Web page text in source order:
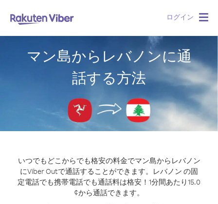
ログイン
マン島からレバノンに通
話する方法
いつでもどこからでも格安の料金でマン島からレバノン
にViber Outで通話することができます。
レバノン の固
定電話でも携帯電話でも通話料は格安！1分間あたり15.0
¢から通話できます。